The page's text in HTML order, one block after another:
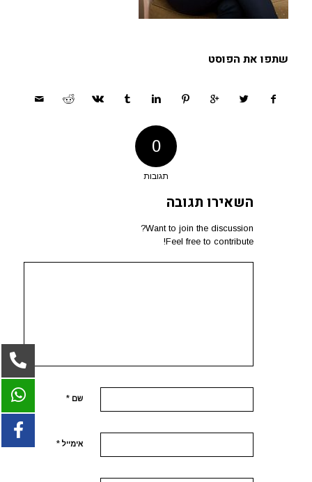
שתפו את הפוסט
0
תגובות
השאירו תגובה
Want to join the discussion?
Feel free to contribute!
שם *
אימייל *